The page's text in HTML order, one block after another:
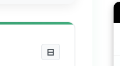
⊟